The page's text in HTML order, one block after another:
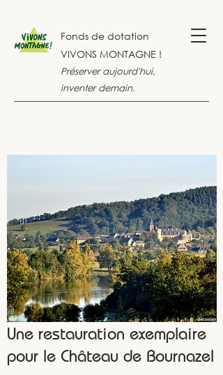
Fonds de dotation
VIVONS MONTAGNE !
Préserver aujourd'hui,
inventer demain.
Une restauration exemplaire
pour le Château de Bournazel